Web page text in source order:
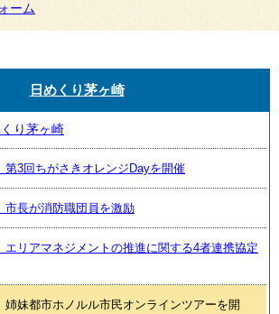
ーム
日めくり茅ヶ崎
り茅ヶ崎
3回ちがさきオレンジDayを開催
長が消防職団員を激励
リアマネジメントの推進に関する4者連携協定
妹都市ホノルル市民オンラインツアーを開